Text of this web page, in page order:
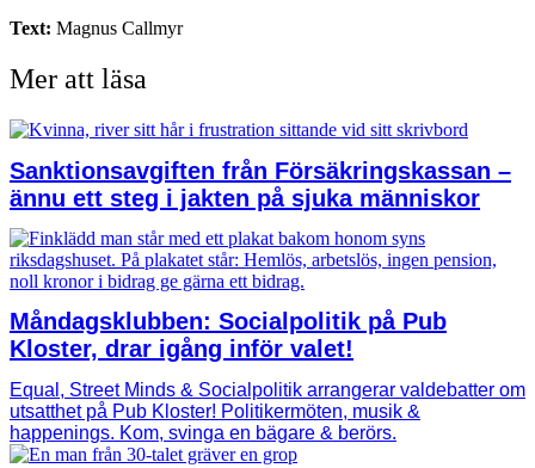
Text: Magnus Callmyr
Mer att läsa
Sanktionsavgiften från Försäkringskassan –
ännu ett steg i jakten på sjuka människor
Måndagsklubben: Socialpolitik på Pub
Kloster, drar igång inför valet!
Equal, Street Minds & Socialpolitik arrangerar valdebatter om
utsatthet på Pub Kloster! Politikermöten, musik &
happenings. Kom, svinga en bägare & berörs.